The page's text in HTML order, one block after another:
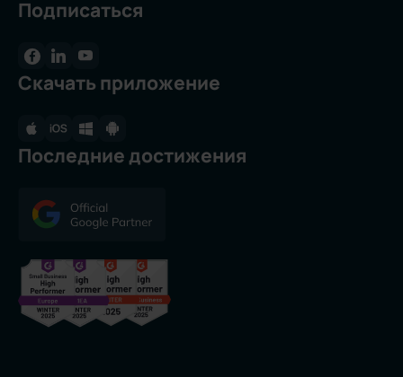
Подписаться
Скачать приложение
Последние достижения